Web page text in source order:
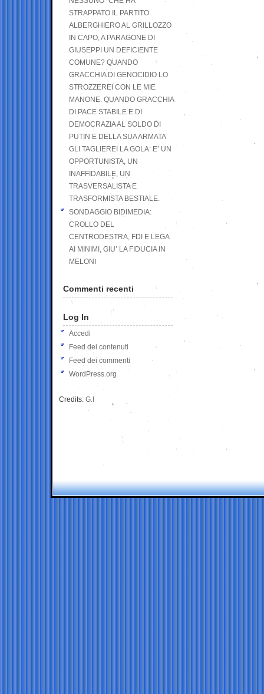
STRAPPATO IL PARTITO
ALBERGHIERO AL GRILLOZZO
IN CAPO, A PARAGONE DI
GIUSEPPI UN DEFICIENTE
COMUNE? QUANDO
GRACCHIA DI GENOCIDIO LO
STROZZEREI CON LE MIE
MANONE. QUANDO GRACCHIA
DI PACE STABILE E DI
DEMOCRAZIA AL SOLDO DI
PUTIN E DELLA SUA ARMATA
GLI TAGLIEREI LA GOLA: E’ UN
OPPORTUNISTA, UN
INAFFIDABILE, UN
TRASVERSALISTA E
TRASFORMISTA BESTIALE.
SONDAGGIO BIDIMEDIA:
CROLLO DEL
CENTRODESTRA, FDI E LEGA
AI MINIMI, GIU’ LA FIDUCIA IN
MELONI
Commenti recenti
Log In
Accedi
Feed dei contenuti
Feed dei commenti
WordPress.org
Credits: G.I